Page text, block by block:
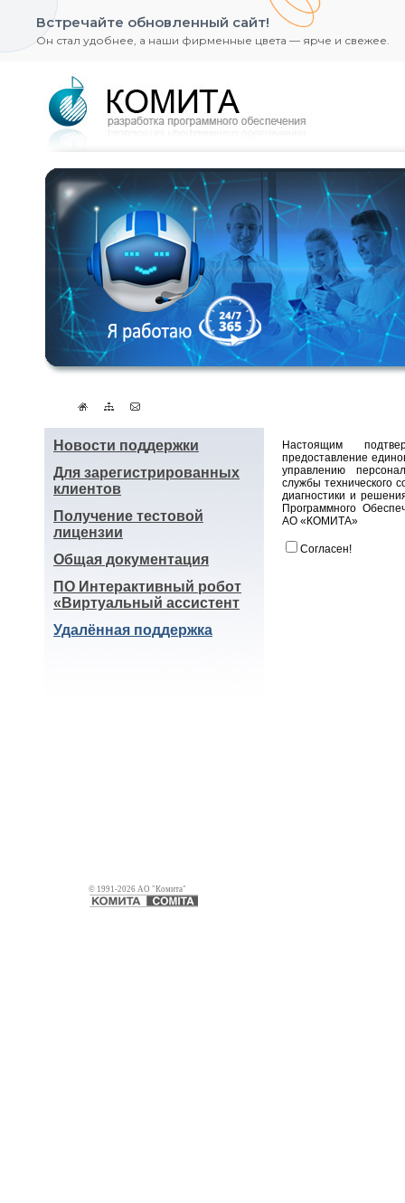
Встречайте обновленный сайт!
Он стал удобнее, а наши фирменные цвета — ярче и свежее.
Новости поддержки
Для зарегистрированных
клиентов
Получение тестовой
лицензии
Общая документация
ПО Интерактивный робот
«Виртуальный ассистент
Удалённая поддержка
Настоящим
предоставление
управлению
службы
диагностики и
Программного
АО «КОМИТА»
Согласен!
© 1991-2026 АО "Комита"